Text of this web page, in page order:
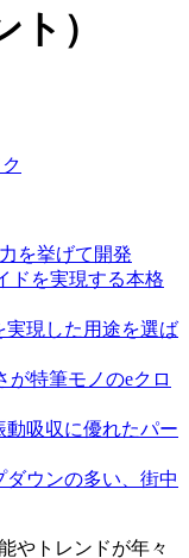
）
を挙げて開発
ドを実現する本格
実現した用途を選ば
が特筆モノのeクロ
動吸収に優れたパー
ウンの多い、街中
やトレンドが年々